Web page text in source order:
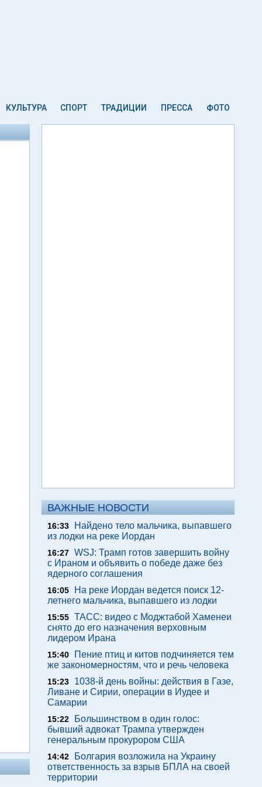
КУЛЬТУРА СПОРТ ТРАДИЦИИ ПРЕССА ФОТО
ВАЖНЫЕ НОВОСТИ
16:33
Найдено тело мальчика, выпавшего
из лодки на реке Иордан
16:27 WSJ: Трамп готов завершить войну
с Ираном и объявить о победе даже без
ядерного соглашения
16:05
На реке Иордан ведется поиск 12-
летнего мальчика, выпавшего из лодки
15:55 ТАСС: видео с Моджтабой Хаменеи
снято до его назначения верховным
лидером Ирана
15:40
Пение птиц и китов подчиняется тем
же закономерностям, что и речь человека
15:23
1038-й день войны: действия в Газе,
Ливане и Сирии, операции в Иудее и
Самарии
15:22
Большинством в один голос:
бывший адвокат Трампа утвержден
генеральным прокурором США
14:42
Болгария возложила на Украину
ответственность за взрыв БПЛА на своей
территории